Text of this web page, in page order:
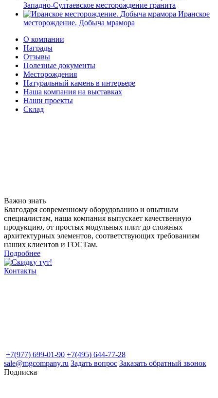
Западно-Султаевское месторождение гранита
Иранское
месторождение. Добыча мрамора
О компании
Награды
Отзывы
Полезные документы
Месторождения
Натуральный камень в интерьере
Наша компания на выставках
Наши проекты
Склад
Важно знать
Благодаря современному оборудованию и опытным
специалистам, наша компания выпускает качественную
продукцию, от простых модульных плит до сложных
архитектурных элементов, соответствующих требованиям
наших клиентов и ГОСТам.
Подробнее
Контакты
+7(977) 699-01-90 +7(495) 644-77-28
sale@mgcompany.ru Задать вопрос Заказать обратный звонок
Подписка